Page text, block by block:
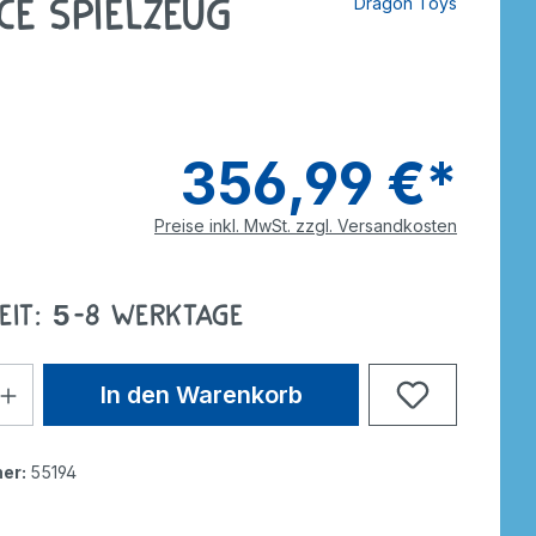
Dreiräder
Gokarts
Roller
2-Räder
Spielzeug
356,99 €*
Preise inkl. MwSt. zzgl. Versandkosten
5-8 Werktage
In den Warenkorb
55194